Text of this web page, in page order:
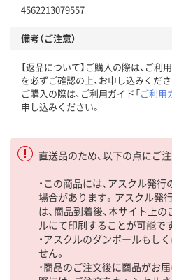
4562213079557
備考（ご注意）
【返品について】ご購入の際は、ご利
を必ずご確認の上、お申し込みくださ
ご購入の際は、ご利用ガイド「ご利用
申し込みください。
直送品のため、以下の点にご注
・この商品には、アスクル発
場合があります。アスクル発
は、商品到着後、本サイト上
ルにて印刷することが可能で
・アスクルのダンボールもし
せん。
・商品のご注文後に商品がお